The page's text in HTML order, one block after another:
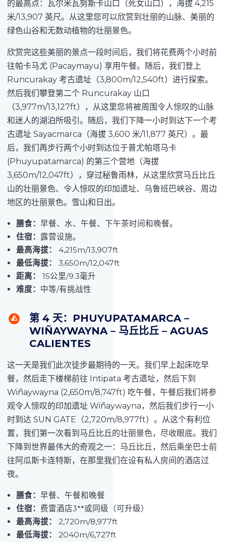
的最高点：瓦尔米瓦努斯卡山口（死女山口），海拔 4,215
米/13,907 英尺。从这里您可以欣赏到壮丽的山脉、美丽的
绿色山谷和无数动植物的壮丽景色。
欣赏完这些美丽的景点一段时间后，我们将花费两个小时前
往帕卡马尤 (Pacaymayu) 享用午餐。随后，我们登上
Runcurakay 考古遗址（3,800m/12,540ft）进行探索。
然后我们攀登第二个 Runcurakay 山口
（3,977m/13,127ft），从这里您将被周围令人惊叹的山脉
和迷人的湖泊所吸引。随后，我们下降一小时到达下一个考
古遗址 Sayacmarca（海拔 3,600 米/11,877 英尺）。最
后，我们再步行两个小时到达位于普尤帕塔马卡
(Phuyupatamarca) 的第三个营地（海拔
3,650m/12,047ft），穿过秘鲁雨林，从这里欣赏马丘比丘
山的壮丽景色、令人惊叹的印加遗址、乌鲁班巴峡谷、周边
地区的壮丽景色。雪山和日出。
膳食： 早餐、水、午餐、下午茶时间和晚餐。
住宿： 露营设施。
最高海拔：
4,215m/13,907ft
最低海拔：
3,650m/12,047ft
距离：
15公里/9.3毫升
难度： 中等/有挑战性
第 4 天：PHUYUPATAMARCA –
WIÑAYWAYNA – 马丘比丘 – AGUAS
CALIENTES
这一天是我们此次徒步最期待的一天。我们早上起床吃早
餐，然后走下楼梯前往 Intipata 考古遗址，然后下到
Wiñaywayna (2,650m/8,747ft) 吃午餐，午餐后我们将参
观令人惊叹的印加遗址 Wiñaywayna，然后我们步行一小
时到达 SUN GATE（2,720m/8,977ft）。从这个有利位
置，我们第一次看到马丘比丘的壮丽景色，尽收眼底。我们
下降到世界最伟大的奇观之一：马丘比丘，然后乘坐巴士前
往阿瓜斯卡连特斯，在那里我们在设有私人房间的酒店过
夜。
膳食： 早餐、午餐和晚餐
住宿： 费雷酒店3**或同级（可升级）
最高海拔：
2,720m/8,977ft
最低海拔：
2040m/6,727ft